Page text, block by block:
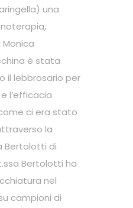
una
è stata
il lebbrosario per
l’efficacia
ci era stato
la
Bertolotti di
Bertolotti ha
nel
campioni di